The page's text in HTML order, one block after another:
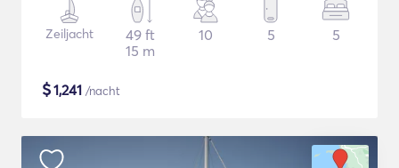
Zeiljacht
49 ft
15 m
10 5 5
$1,241 /nacht